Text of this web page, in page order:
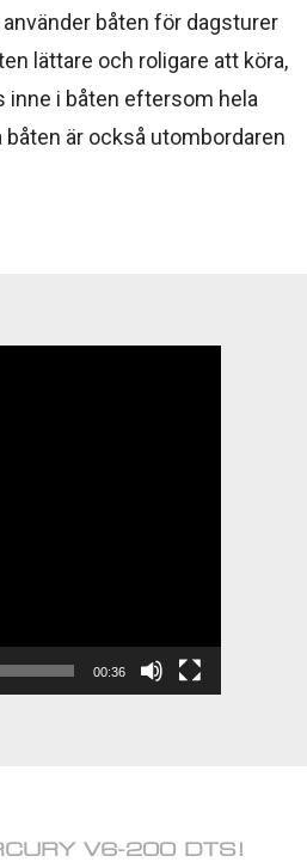
båten för dagsturer
lättare och roligare att köra,
inne i båten eftersom hela
är också utombordaren
00:36
V6-200 DTS!